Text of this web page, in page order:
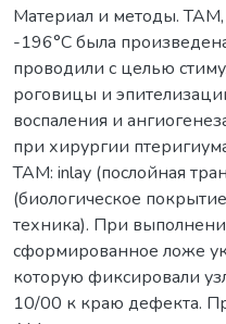
Материал и методы.
-196°С была
проводили с целью
роговицы и
воспаления и
при хирургии
ТАМ: inlay (послойная
(биологическое
техника). При
сформированное ложе
которую фиксировали
10/00 к краю дефекта.